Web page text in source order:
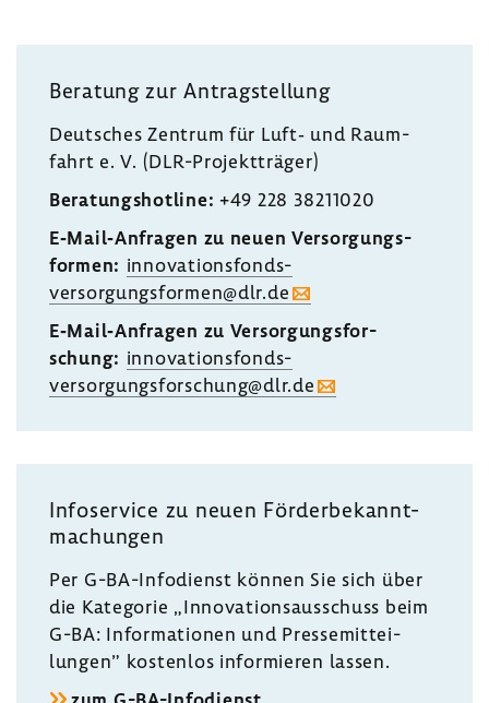
Bera­tung zur Antrag­stel­lung
Deut­sches Zentrum für Luft‐ und Raum­
fahrt e. V. (DLR-​Projektträger)
Bera­tungs­hot­line: +49 228 38211020
E‐Mail‐Anfragen zu neuen Versor­gungs­
formen: innovationsfonds-​
versorgungsformen@dlr.de
E‐Mail‐Anfragen zu Versor­gungs­for­
schung: innovationsfonds-​
versorgungsforschung@dlr.de
Info­ser­vice zu neuen Förder­be­kannt­
ma­chungen
​
Per G-​BA-Infodienst können Sie sich über
die Kate­gorie „Inno­va­ti­ons­aus­schuss beim
G-BA: Infor­ma­tionen und Pres­se­mit­tei­
lungen” kostenlos infor­mieren lassen.